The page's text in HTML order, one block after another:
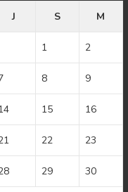
J S M
1 2
8 9
15 16
22 23
29 30